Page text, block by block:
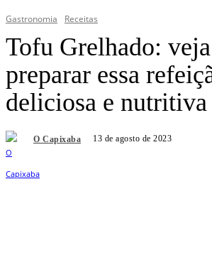
Gastronomia Receitas
Tofu Grelhado:
preparar essa
deliciosa e nutritiva
O Capixaba 13 de agosto de 2023